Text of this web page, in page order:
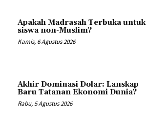
Apakah Madrasah Terbuka untuk
siswa non-Muslim?
Kamis, 6 Agustus 2026
Akhir Dominasi Dolar: Lanskap
Baru Tatanan Ekonomi Dunia?
Rabu, 5 Agustus 2026